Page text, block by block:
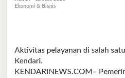
Miliar
Ekonomi & Bisnis
Aktivitas pelayanan di salah
Kendari.
KENDARINEWS.COM–